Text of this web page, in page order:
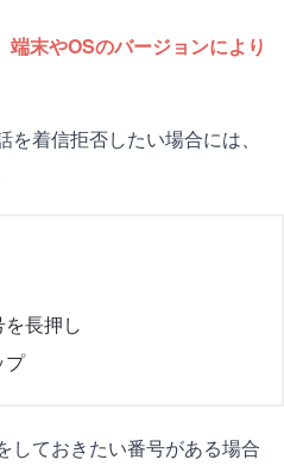
末やOSのバージョンにより
着信拒否したい場合には、
長押し
プ
しておきたい番号がある場合